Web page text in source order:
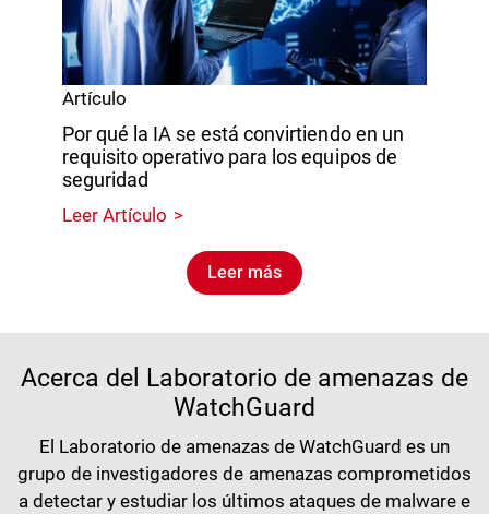
Artículo
Por qué la IA se está convirtiendo en un
requisito operativo para los equipos de
seguridad
Leer Artículo
Leer más
Acerca del Laboratorio de amenazas de
WatchGuard
El Laboratorio de amenazas de WatchGuard es un
grupo de investigadores de amenazas comprometidos
a detectar y estudiar los últimos ataques de malware e